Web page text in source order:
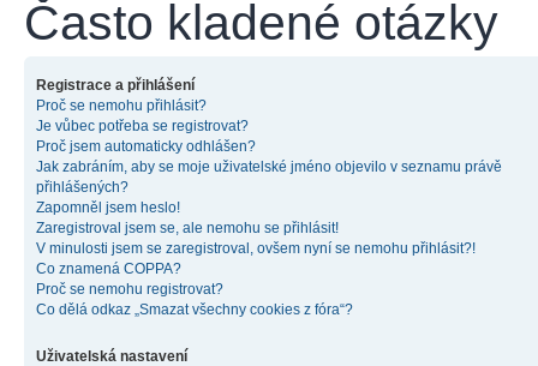
Často kladené otázky
Registrace a přihlášení
Proč se nemohu přihlásit?
Je vůbec potřeba se registrovat?
Proč jsem automaticky odhlášen?
Jak zabráním, aby se moje uživatelské jméno objevilo v seznamu právě
přihlášených?
Zapomněl jsem heslo!
Zaregistroval jsem se, ale nemohu se přihlásit!
V minulosti jsem se zaregistroval, ovšem nyní se nemohu přihlásit?!
Co znamená COPPA?
Proč se nemohu registrovat?
Co dělá odkaz „Smazat všechny cookies z fóra“?
Uživatelská nastavení